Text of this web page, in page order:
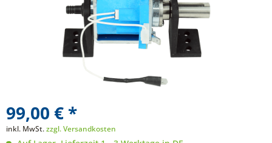
99,00 € *
inkl. MwSt.zzgl. Versandkosten